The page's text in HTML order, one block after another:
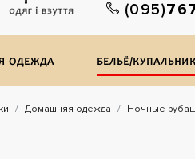
(095)
ОДЕЖДА БЕЛЬЁ/
Домашняя одежда Ночные